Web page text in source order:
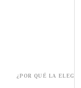
¿POR QUÉ LA